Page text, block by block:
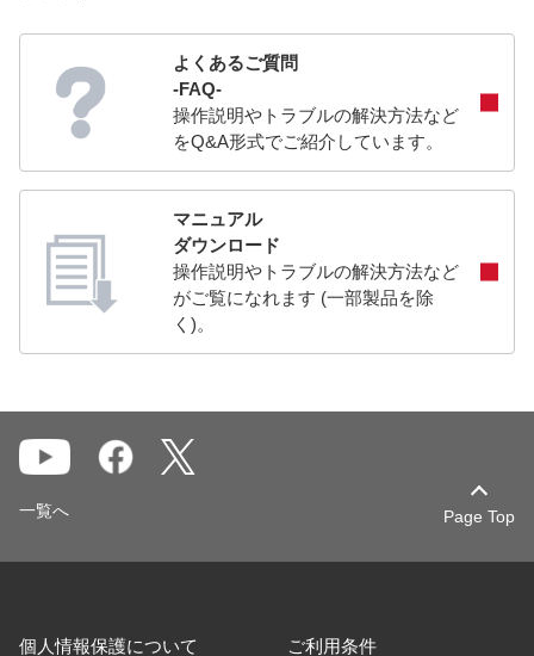
よくあるご質問
-FAQ-
操作説明やトラブルの解決方法など
をQ&A形式でご紹介しています。
マニュアル
ダウンロード
操作説明やトラブルの解決方法など
がご覧になれます (一部製品を除
く)。
Page Top
一覧へ
個人情報保護について ご利用条件